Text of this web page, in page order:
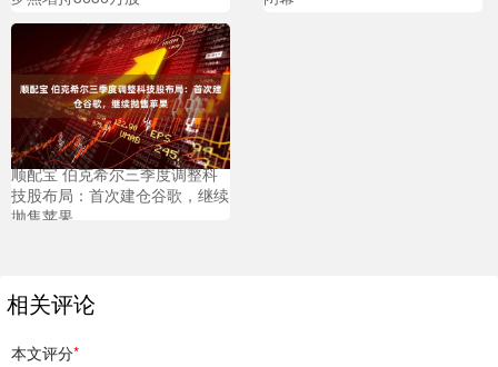
顺配宝 伯克希尔三季度调整科
技股布局：首次建仓谷歌，继续
抛售苹果
相关评论
本文评分*